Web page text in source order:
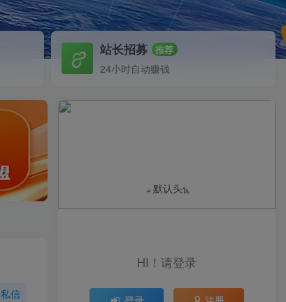
站长招募 推荐
24小时自动赚钱
私信
HI！请登录